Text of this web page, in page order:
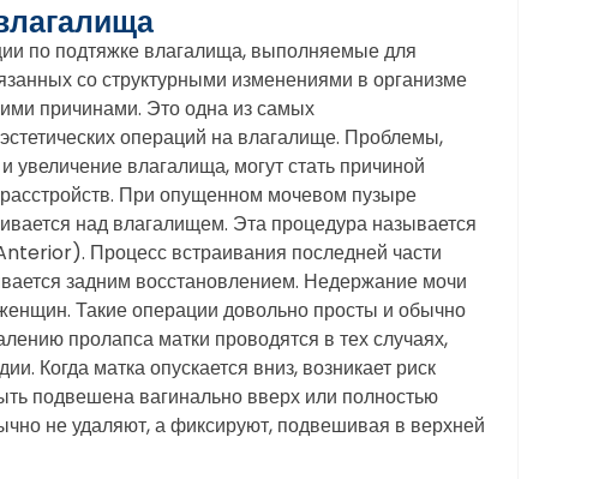
по подтяжке влагалища, выполняемые для
со структурными изменениями в организме
причинами. Это одна из самых
операций на влагалище. Проблемы,
влагалища, могут стать причиной
При опущенном мочевом пузыре
над влагалищем. Эта процедура называется
Процесс встраивания последней части
задним восстановлением. Недержание мочи
Такие операции довольно просты и обычно
пролапса матки проводятся в тех случаях,
Когда матка опускается вниз, возникает риск
подвешена вагинально вверх или полностью
не удаляют, а фиксируют, подвешивая в верхней